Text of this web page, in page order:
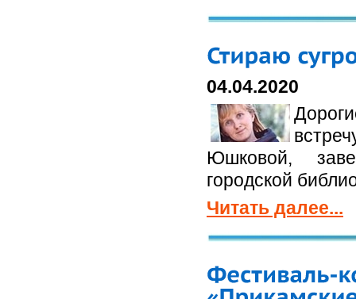
04.04.2020
Юшковой,
городской
Читать далее...